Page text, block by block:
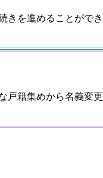
きを進めることができ
戸籍集めから名義変更